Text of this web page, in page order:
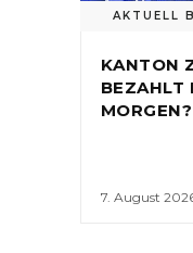
AKTUELL
KANTON
BEZAHLT
MORGEN?
7. August